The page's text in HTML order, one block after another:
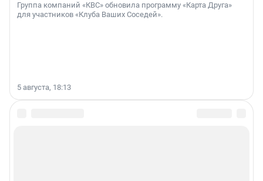
Группа компаний «КВС» обновила программу «Карта Друга»
для участников «Клуба Ваших Соседей».
5 августа, 18:13